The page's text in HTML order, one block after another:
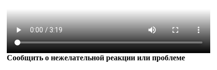
Сообщить о нежелательной реакции или проблеме